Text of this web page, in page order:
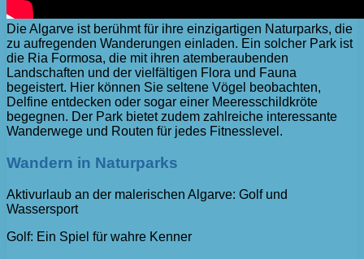
Die Algarve ist berühmt für ihre einzigartigen Naturparks, die
zu aufregenden Wanderungen einladen. Ein solcher Park ist
die Ria Formosa, die mit ihren atemberaubenden
Landschaften und der vielfältigen Flora und Fauna
begeistert. Hier können Sie seltene Vögel beobachten,
Delfine entdecken oder sogar einer Meeresschildkröte
begegnen. Der Park bietet zudem zahlreiche interessante
Wanderwege und Routen für jedes Fitnesslevel.
Wandern in Naturparks
Aktivurlaub an der malerischen Algarve: Golf und
Wassersport
Golf: Ein Spiel für wahre Kenner